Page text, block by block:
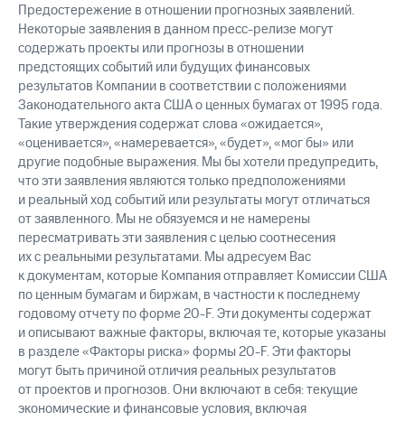
Предостережение в отношении прогнозных заявлений.
Некоторые заявления в данном пресс-релизе могут
содержать проекты или прогнозы в отношении
предстоящих событий или будущих финансовых
результатов Компании в соответствии с положениями
Законодательного акта США о ценных бумагах от 1995 года.
Такие утверждения содержат слова «ожидается»,
«оценивается», «намеревается», «будет», «мог бы» или
другие подобные выражения. Мы бы хотели предупредить,
что эти заявления являются только предположениями
и реальный ход событий или результаты могут отличаться
от заявленного. Мы не обязуемся и не намерены
пересматривать эти заявления с целью соотнесения
их с реальными результатами. Мы адресуем Вас
к документам, которые Компания отправляет Комиссии США
по ценным бумагам и биржам, в частности к последнему
годовому отчету по форме 20-F. Эти документы содержат
и описывают важные факторы, включая те, которые указаны
в разделе «Факторы риска» формы 20-F. Эти факторы
могут быть причиной отличия реальных результатов
от проектов и прогнозов. Они включают в себя: текущие
экономические и финансовые условия, включая